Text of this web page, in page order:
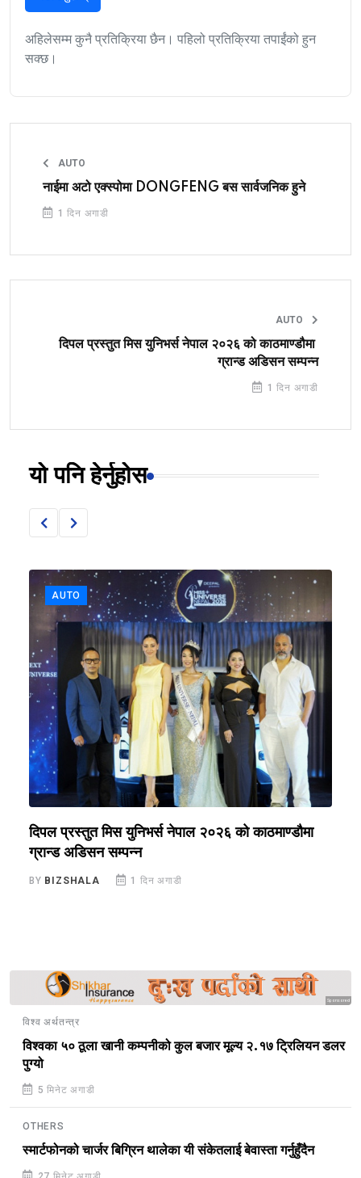
अहिलेसम्म कुनै प्रतिक्रिया छैन। पहिलो प्रतिक्रिया तपाईंको हुन
सक्छ।
AUTO
नाईमा अटो एक्स्पोमा DONGFENG बस सार्वजनिक हुने
1 दिन अगाडी
AUTO
दिपल प्रस्तुत मिस युनिभर्स नेपाल २०२६ को काठमाण्डौमा
ग्रान्ड अडिसन सम्पन्न
1 दिन अगाडी
यो पनि हेर्नुहोस
AUTO
दिपल प्रस्तुत मिस युनिभर्स नेपाल २०२६ को काठमाण्डौमा
ग्रान्ड अडिसन सम्पन्न
BY BIZSHALA 1 दिन अगाडी
Sponsored
विश्व अर्थतन्त्र
विश्वका ५० ठूला खानी कम्पनीको कुल बजार मूल्य २.१७ ट्रिलियन डलर
पुग्यो
5 मिनेट अगाडी
OTHERS
स्मार्टफोनको चार्जर बिग्रिन थालेका यी संकेतलाई बेवास्ता गर्नुहुँदैन